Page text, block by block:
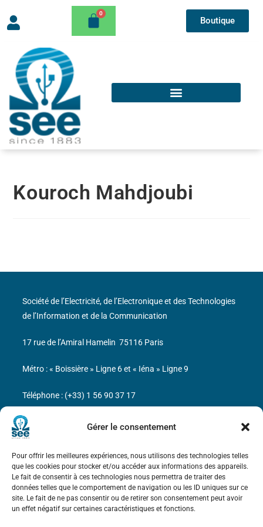
Gérer le consentement
Pour offrir les meilleures expériences, nous utilisons des technologies telles
que les cookies pour stocker et/ou accéder aux informations des appareils.
Le fait de consentir à ces technologies nous permettra de traiter des
données telles que le comportement de navigation ou les ID uniques sur ce
site. Le fait de ne pas consentir ou de retirer son consentement peut avoir
un effet négatif sur certaines caractéristiques et fonctions.
Boutique
Kouroch Mahdjoubi
Bicentenaire des découvertes d’André-
Marie Ampère
Mentions légales
Société de l’Electricité, de l’Electronique et des Technologies
de l’Information et de la Communication
17 rue de l’Amiral Hamelin 75116 Paris
Métro : « Boissière » Ligne 6 et « Iéna » Ligne 9
Téléphone : (+33) 1 56 90 37 17
N° de SIREN : 785 393 232, Code APE : 9412Z TVA intra-
communautaire : FR44 785 393 232